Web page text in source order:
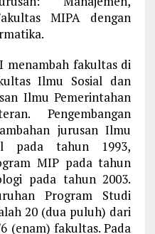
MIPA dengan
menambah fakultas di
Ilmu Sosial dan
Ilmu Pemerintahan
Pengembangan
jurusan Ilmu
pada tahun 1993,
MIP pada tahun
pada tahun 2003.
Program Studi
20 (dua puluh) dari
(enam) fakultas. Pada